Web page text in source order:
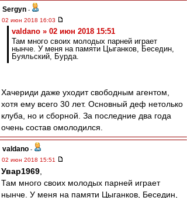
Sergyn -
02 июн 2018 16:03
valdano » 02 июн 2018 15:51
Там много своих молодых парней играет
нынче. У меня на памяти Цыганков, Беседин,
Буяльский, Бурда.
Хачериди даже уходит свободным агентом,
хотя ему всего 30 лет. Основный деф нетолько
клуба, но и сборной. За последние два года
очень состав омолодился.
valdano -
02 июн 2018 15:51
Увар1969
Там много своих молодых парней играет
нынче. У меня на памяти Цыганков, Беседин,